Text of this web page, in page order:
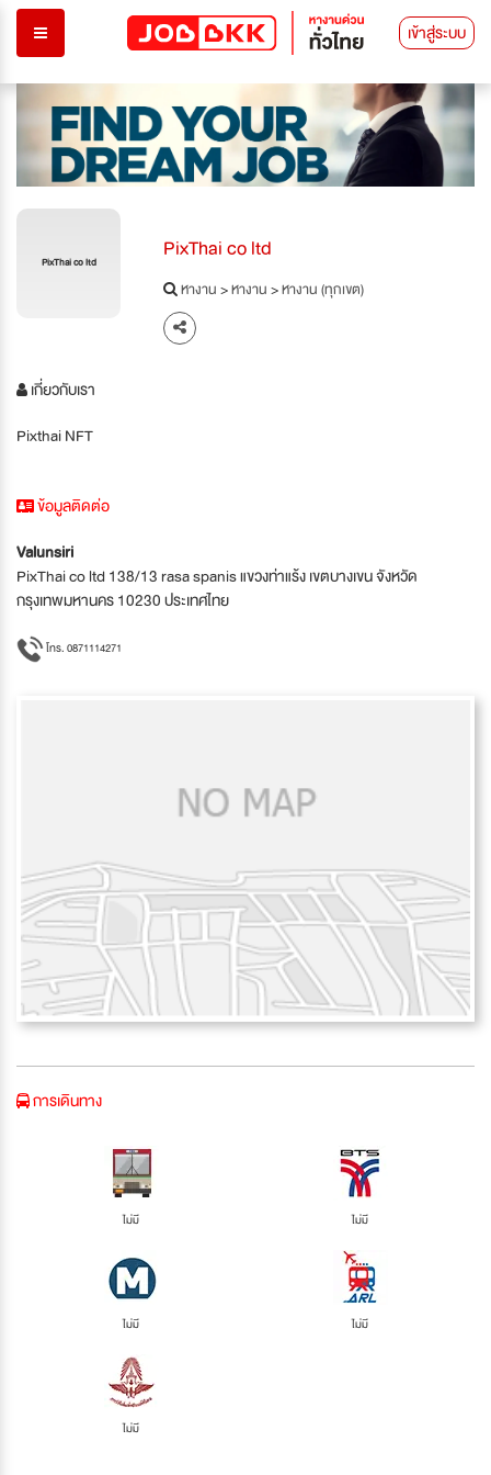
เข้าสู่ระบบ
PixThai co ltd PixThai co ltd
หางาน>หางาน>หางาน (ทุกเขต)
เกี่ยวกับเรา
Pixthai NFT
ข้อมูลติดต่อ
Valunsiri
PixThai co ltd 138/13 rasa spanis แขวงท่าแร้ง เขตบางเขน จังหวัด
กรุงเทพมหานคร 10230 ประเทศไทย
โทร. 0871114271
การเดินทาง
ไม่มี ไม่มี
ไม่มี ไม่มี
ไม่มี